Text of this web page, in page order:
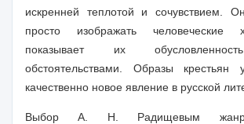
искренней теплотой и сочувствием.
просто изображать человеческие
показывает их
обстоятельствами. Образы
качественно новое явление в русской
Выбор А. Н. Радищевым